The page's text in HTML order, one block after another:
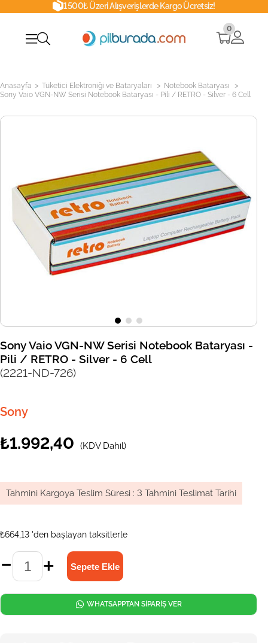
1500₺ Üzeri Alışverişlerde Kargo Ücretsiz!
0
Anasayfa > Tüketici Elektroniği ve Bataryaları > Notebook Bataryası >
Sony Vaio VGN-NW Serisi Notebook Bataryası - Pili / RETRO - Silver - 6 Cell
Sony Vaio VGN-NW Serisi Notebook Bataryası -
Pili / RETRO - Silver - 6 Cell
(2221-ND-726)
Sony
₺1.992,40 (KDV Dahil)
Tahmini Kargoya Teslim Süresi : 3 Tahmini Teslimat Tarihi
₺664,13 'den başlayan taksitlerle
WHATSAPPTAN SİPARİŞ VER